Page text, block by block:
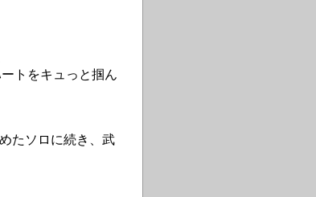
トをキュっと掴ん
たソロに続き、武